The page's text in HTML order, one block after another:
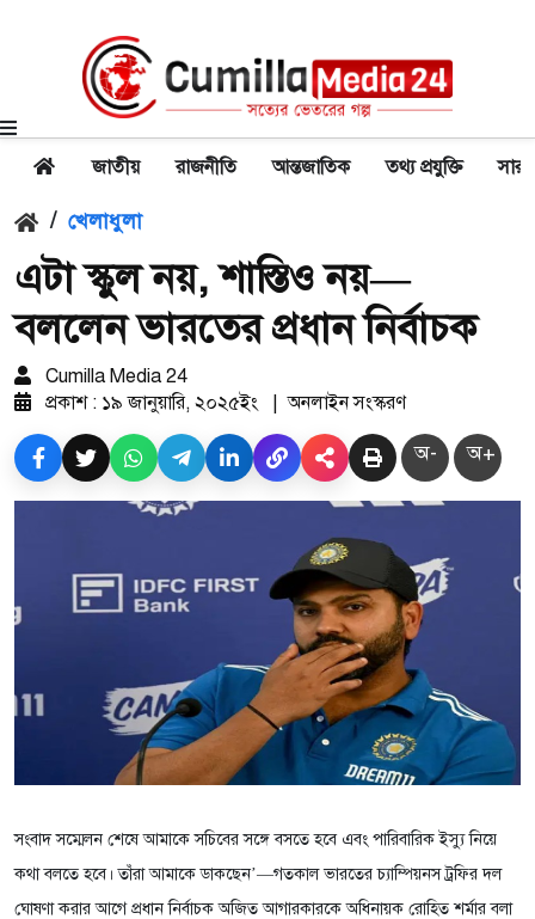
জাতীয় রাজনীতি আন্তজাতিক তথ্য প্রযুক্তি
/ খেলাধুলা
এটা স্কুল নয়, শাস্তিও নয়—
বললেন ভারতের প্রধান নির্বাচক
Cumilla Media 24
প্রকাশ : ১৯ জানুয়ারি, ২০২৫ইং
| অনলাইন সংস্করণ
অ- অ+
সংবাদ সম্মেলন শেষে আমাকে সচিবের সঙ্গে বসতে হবে এবং পারিবারিক ইস্যু নিয়ে
কথা বলতে হবে। তাঁরা আমাকে ডাকছেন’—গতকাল ভারতের চ্যাম্পিয়নস ট্রফির দল
ঘোষণা করার আগে প্রধান নির্বাচক অজিত আগারকারকে অধিনায়ক রোহিত শর্মার বলা